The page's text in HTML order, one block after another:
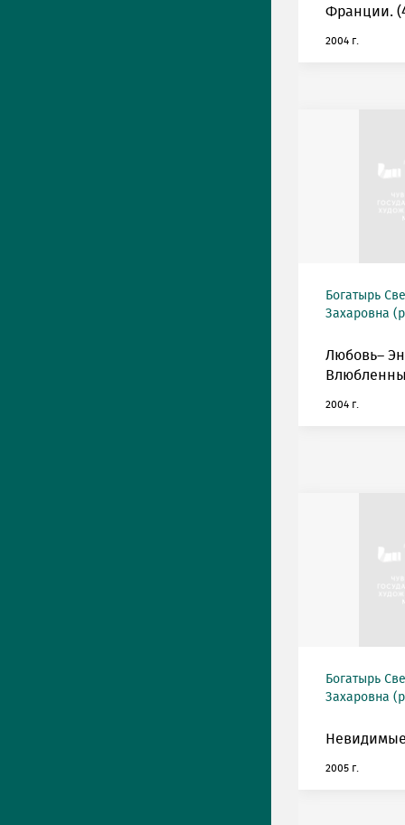
Франции.
2004 г.
Богатырь
Захаровна
Любовь–
2004 г.
Богатырь
Захаровна
2005 г.